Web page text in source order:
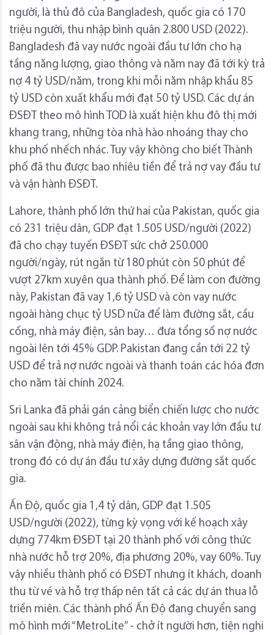
người, là thủ đô của Bangladesh, quốc gia có 170
triệu người, thu nhập bình quân 2.800 USD (2022).
Bangladesh đã vay nước ngoài đầu tư lớn cho hạ
tầng năng lượng, giao thông và năm nay đã tới kỳ trả
nợ 4 tỷ USD/năm, trong khi mỗi năm nhập khẩu 85
tỷ USD còn xuất khẩu mới đạt 50 tỷ USD. Các dự án
ĐSĐT theo mô hình TOD là xuất hiện khu đô thị mới
khang trang, những tòa nhà hào nhoáng thay cho
khu phố nhếch nhác. Tuy vậy không cho biết Thành
phố đã thu được bao nhiêu tiền để trả nợ vay đầu tư
và vận hành ĐSĐT.
Lahore, thành phố lớn thứ hai của Pakistan, quốc gia
có 231 triệu dân, GDP đạt 1.505 USD/người (2022)
đã cho chạy tuyến ĐSĐT sức chở 250.000
người/ngày, rút ngắn từ 180 phút còn 50 phút để
vượt 27km xuyên qua thành phố. Để làm con đường
này, Pakistan đã vay 1,6 tỷ USD và còn vay nước
ngoài hàng chục tỷ USD nữa để làm đường sắt, cầu
cống, nhà máy điện, sân bay… đưa tổng số nợ nước
ngoài lên tới 45% GDP. Pakistan đang cần tới 22 tỷ
USD để trả nợ nước ngoài và thanh toán các hóa đơn
cho năm tài chính 2024.
Sri Lanka đã phải gán cảng biển chiến lược cho nước
ngoài sau khi không trả nổi các khoản vay lớn đầu tư
sân vận động, nhà máy điện, hạ tầng giao thông,
trong đó có dự án đầu tư xây dựng đường sắt quốc
gia.
Ấn Độ, quốc gia 1,4 tỷ dân, GDP đạt 1.505
USD/người (2022), từng kỳ vọng với kế hoạch xây
dựng 774km ĐSĐT tại 20 thành phố với công thức
nhà nước hỗ trợ 20%, địa phương 20%, vay 60%. Tuy
vậy nhiều thành phố có ĐSĐT nhưng ít khách, doanh
thu từ vé và hỗ trợ thấp nên tất cả các dự án thua lỗ
triền miên. Các thành phố Ấn Độ đang chuyển sang
mô hình mới “MetroLite” - chở ít người hơn, tiện nghi